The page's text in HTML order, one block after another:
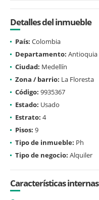
Detalles del inmueble
País: Colombia
Departamento: Antioquia
Ciudad: Medellín
Zona / barrio: La Floresta
Código: 9935367
Estado: Usado
Estrato: 4
Pisos: 9
Tipo de inmueble: Ph
Tipo de negocio: Alquiler
Características internas